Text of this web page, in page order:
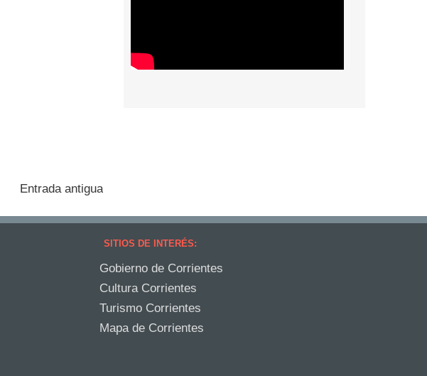
Entrada antigua
SITIOS DE INTERÉS:
Gobierno de Corrientes
Cultura Corrientes
Turismo Corrientes
Mapa de Corrientes